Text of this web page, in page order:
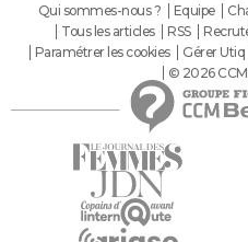
Qui sommes-nous ? Equipe
Tous les articles
RSS
Paramétrer les cookies
Gérer Utiq
© 2026